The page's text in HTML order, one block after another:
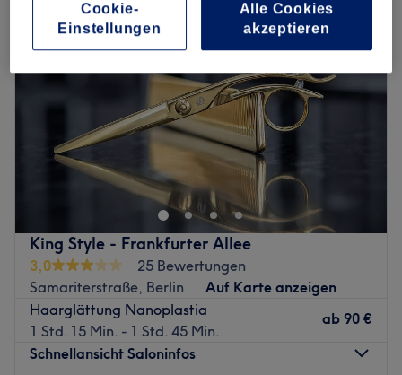
King Style - Frankfurter Allee
3,0
25 Bewertungen
Samariterstraße, Berlin
Auf Karte anzeigen
Haarglättung Nanoplastia
1 Std. 15 Min. - 1 Std. 45 Min.
ab 90 €
Schnellansicht Saloninfos
Cookie-
Einstellungen
Alle Cookies
akzeptieren